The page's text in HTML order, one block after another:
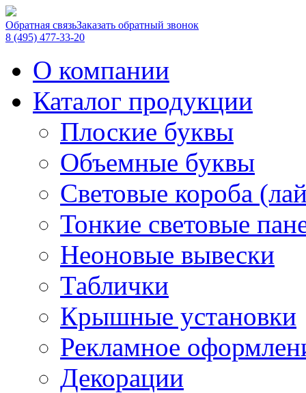
Обратная связьЗаказать обратный звонок
8 (495) 477-33-20
О компании
Каталог продукции
Плоские буквы
Объемные буквы
Световые короба
Тонкие световые
Неоновые вывески
Таблички
Крышные установки
Рекламное
Декорации